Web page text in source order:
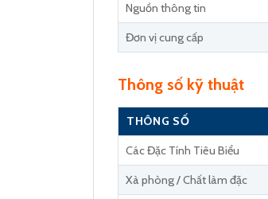
Nguồn thông tin
Đơn vị cung cấp
Thông số kỹ thuật
THÔNG SỐ
Các Đặc Tính Tiêu Biểu
Xà phòng / Chất làm đặc